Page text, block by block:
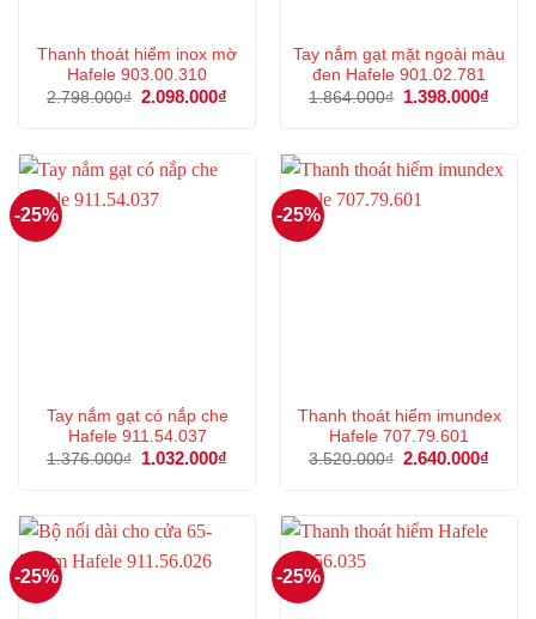
Thanh thoát hiểm inox mờ
Hafele 903.00.310
2.798.000₫ Giá
2.098.000₫
2.098.000₫.
Tay nắm gạt mặt ngoài màu
đen Hafele 901.02.781
1.864.000₫
Giá
1.398.000₫
-25%
Tay nắm gạt có nắp che
Hafele 911.54.037
1.376.000₫
Giá
1.032.000₫
1.032.000₫.
-25%
Thanh thoát hiểm imundex
Hafele 707.79.601
3.520.000₫ Giá
2.640.000₫
-25% -25%